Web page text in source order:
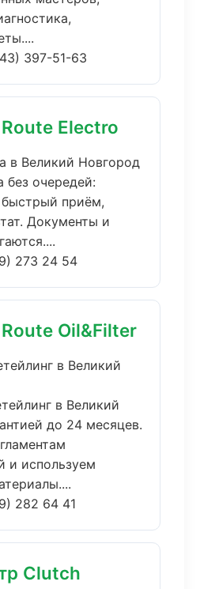
397-51-63
Electro
в Великий Новгород
без очередей:
быстрый приём,
Документы и
273 24 54
Oil&Filter
в Великий
в Великий
до 24 месяцев.
и используем
282 64 41
Clutch